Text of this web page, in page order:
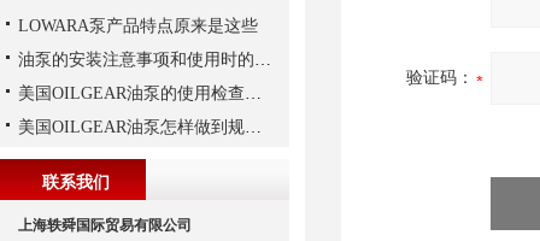
验证码：
LOWARA泵产品特点原来是这些
油泵的安装注意事项和使用时的维护
美国OILGEAR油泵的使用检查及流程
美国OILGEAR油泵怎样做到规范安装
联系我们
上海轶舜国际贸易有限公司